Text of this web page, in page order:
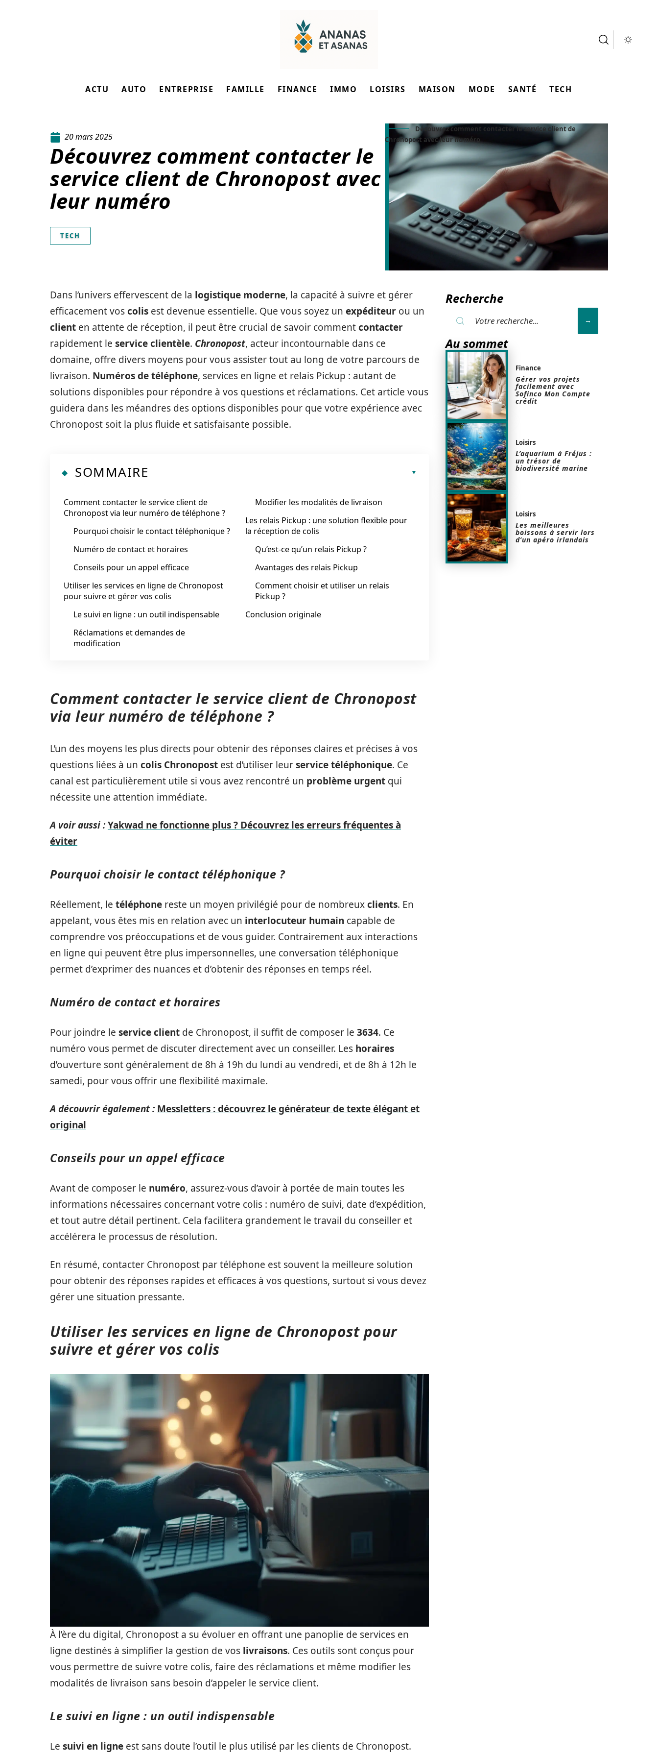
ACTU AUTO ENTREPRISE FAMILLE FINANCE IMMO LOISIRS MAISON MODE SANTÉ TECH
20 mars 2025
Découvrez comment contacter le
service client de Chronopost avec
leur numéro
TECH
Découvrez comment contacter le service client de
Chronopost avec leur numéro
Dans l’univers effervescent de la logistique moderne, la capacité à suivre et gérer
efficacement voscolis est devenue essentielle. Que vous soyez un expéditeur ou un
client en attente de réception, il peut être crucial de savoir commentcontacter
rapidement le service clientèle. Chronopost, acteur incontournable dans ce
domaine, offre divers moyens pour vous assister tout au long de votre parcours de
livraison. Numéros de téléphone, services en ligne et relais Pickup : autant de
solutions disponibles pour répondre à vos questions et réclamations. Cet article vous
guidera dans les méandres des options disponibles pour que votre expérience avec
Chronopost soit la plus fluide et satisfaisante possible.
SOMMAIRE
Comment contacter le service client de
Chronopost via leur numéro de téléphone ?
Pourquoi choisir le contact téléphonique ?
Numéro de contact et horaires
Conseils pour un appel efficace
Utiliser les services en ligne de Chronopost
pour suivre et gérer vos colis
Le suivi en ligne : un outil indispensable
Réclamations et demandes de
modification
Modifier les modalités de livraison
Les relais Pickup : une solution flexible pour
la réception de colis
Qu’est-ce qu’un relais Pickup ?
Avantages des relais Pickup
Comment choisir et utiliser un relais
Pickup ?
Conclusion originale
Comment contacter le service client de Chronopost
via leur numéro de téléphone ?
L’un des moyens les plus directs pour obtenir des réponses claires et précises à vos
questions liées à un colis Chronopost est d’utiliser leurservice téléphonique. Ce
canal est particulièrement utile si vous avez rencontré un problème urgent qui
nécessite une attention immédiate.
A voir aussi :Yakwad ne fonctionne plus ? Découvrez les erreurs fréquentes à
éviter
Pourquoi choisir le contact téléphonique ?
Réellement, le téléphone reste un moyen privilégié pour de nombreuxclients. En
appelant, vous êtes mis en relation avec un interlocuteur humain capable de
comprendre vos préoccupations et de vous guider. Contrairement aux interactions
en ligne qui peuvent être plus impersonnelles, une conversation téléphonique
permet d’exprimer des nuances et d’obtenir des réponses en temps réel.
Numéro de contact et horaires
Pour joindre le service client de Chronopost, il suffit de composer le 3634. Ce
numéro vous permet de discuter directement avec un conseiller. Les horaires
d’ouverture sont généralement de 8h à 19h du lundi au vendredi, et de 8h à 12h le
samedi, pour vous offrir une flexibilité maximale.
A découvrir également : Messletters : découvrez le générateur de texte élégant et
original
Conseils pour un appel efficace
Avant de composer le numéro, assurez-vous d’avoir à portée de main toutes les
informations nécessaires concernant votre colis : numéro de suivi, date d’expédition,
et tout autre détail pertinent. Cela facilitera grandement le travail du conseiller et
accélérera le processus de résolution.
En résumé, contacter Chronopost par téléphone est souvent la meilleure solution
pour obtenir des réponses rapides et efficaces à vos questions, surtout si vous devez
gérer une situation pressante.
Utiliser les services en ligne de Chronopost pour
suivre et gérer vos colis
À l’ère du digital, Chronopost a su évoluer en offrant une panoplie de services en
ligne destinés à simplifier la gestion de vos livraisons. Ces outils sont conçus pour
vous permettre de suivre votre colis, faire des réclamations et même modifier les
modalités de livraison sans besoin d’appeler le service client.
Le suivi en ligne : un outil indispensable
Le suivi en ligne est sans doute l’outil le plus utilisé par les clients de Chronopost.
Recherche
Au sommet
Finance
Gérer vos projets
facilement avec
Sofinco Mon Compte
crédit
Loisirs
L’aquarium à Fréjus :
un trésor de
biodiversité marine
Loisirs
Les meilleures
boissons à servir lors
d’un apéro irlandais